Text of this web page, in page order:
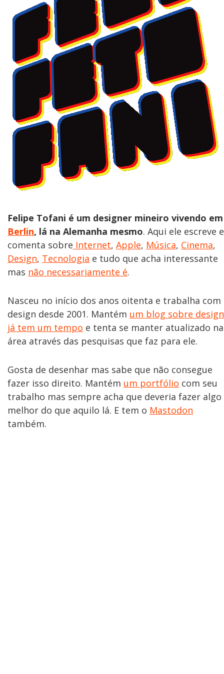
Felipe Tofani é um designer mineiro vivendo em
Berlin, lá na Alemanha mesmo. Aqui ele escreve e
comenta sobre Internet, Apple, Música, Cinema,
Design, Tecnologia e tudo que acha interessante
mas não necessariamente é.
Nasceu no início dos anos oitenta e trabalha com
design desde 2001. Mantém um blog sobre design
já tem um tempo e tenta se manter atualizado na
área através das pesquisas que faz para ele.
Gosta de desenhar mas sabe que não consegue
fazer isso direito. Mantém um portfólio com seu
trabalho mas sempre acha que deveria fazer algo
melhor do que aquilo lá. E tem o Mastodon
também.